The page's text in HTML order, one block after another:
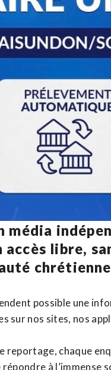
média
accès libre,
chrétienne
possible une
sur nos sites, nos
reportage, chaque
à